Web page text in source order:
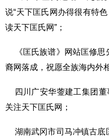
说“天下匡氏网办得很有特
读天下匡氏网”；
《匡氏族谱》网站匡修
裔网落成，祝愿全族海内外相
四川广安华蓥建工集团
关注天下匡氏网；
湖南武冈市司马冲镇古底